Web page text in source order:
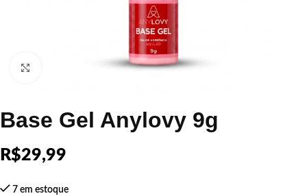
Base Gel Anylovy 9g
R$29,99
7 em estoque